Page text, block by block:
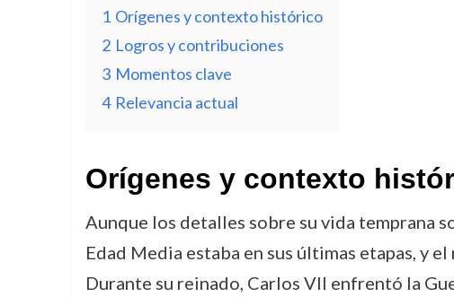
1 Orígenes y contexto histórico
2 Logros y contribuciones
3 Momentos clave
4 Relevancia actual
Orígenes y contexto
Aunque los detalles sobre su vida temprana
Edad Media estaba en sus últimas etapas, y
Durante su reinado, Carlos VII enfrentó la